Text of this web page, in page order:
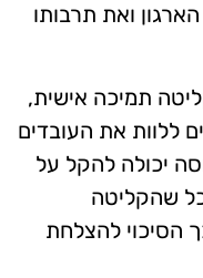
ואת תרבותו
תמיכה אישית,
ללוות את העובדים
יכולה להקל על
שהקליטה
הסיכוי להצלחת